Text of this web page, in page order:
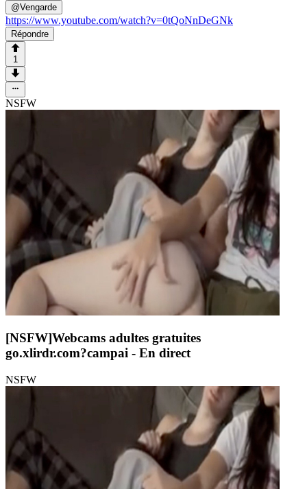
@Vengarde
https://www.youtube.com/watch?v=0tQoNnDeGNk
Répondre
1
NSFW
[NSFW]Webcams adultes gratuites
go.xlirdr.com?campai - En direct
NSFW